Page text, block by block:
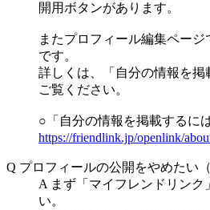
開用ボタンがあります。
またプロフィール編集ペー
です。
詳しくは、「自分の情報を
ご覧ください。
○「自分の情報を掲載するには
https://friendlink.jp/openlink/
Q プロフィールの公開をやめたい
A まず「マイフレンドリンク
い。